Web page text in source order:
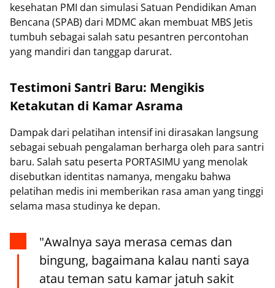
kesehatan PMI dan simulasi Satuan Pendidikan Aman
Bencana (SPAB) dari MDMC akan membuat MBS Jetis
tumbuh sebagai salah satu pesantren percontohan
yang mandiri dan tanggap darurat.
Testimoni Santri Baru: Mengikis
Ketakutan di Kamar Asrama
Dampak dari pelatihan intensif ini dirasakan langsung
sebagai sebuah pengalaman berharga oleh para santri
baru. Salah satu peserta PORTASIMU yang menolak
disebutkan identitas namanya, mengaku bahwa
pelatihan medis ini memberikan rasa aman yang tinggi
selama masa studinya ke depan.
"Awalnya saya merasa cemas dan
bingung, bagaimana kalau nanti saya
atau teman satu kamar jatuh sakit